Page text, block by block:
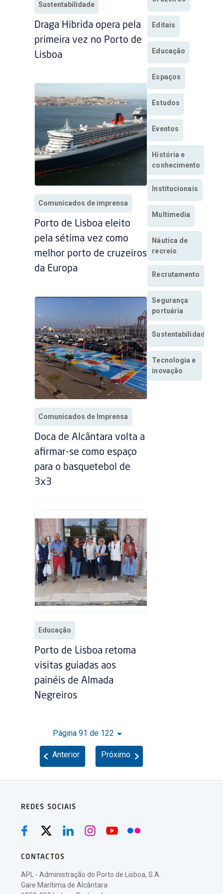
Sustentabilidade
Draga Hibrida opera pela
primeira vez no Porto de
Lisboa
Comunicados de imprensa
Porto de Lisboa eleito
pela sétima vez como
melhor porto de cruzeiros
da Europa
Comunicados de Imprensa
Doca de Alcântara volta a
afirmar-se como espaço
para o basquetebol de
3x3
Educação
Porto de Lisboa retoma
visitas guiadas aos
painéis de Almada
Negreiros
Página 91 de 122
Anterior Próximo
Editais
Educação
Espaços
Estudos
Eventos
História e
conhecimento
Institucionais
Multimedia
Náutica de
recreio
Recrutamento
Segurança
portuária
Sustentabilidade
Tecnologia e
inovação
REDES SOCIAIS
CONTACTOS
APL - Administração do Porto de Lisboa, S.A.
Gare Marítima de Alcântara